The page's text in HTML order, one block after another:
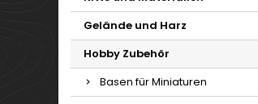
Gelände und Harz
Hobby Zubehör
Basen für Miniaturen